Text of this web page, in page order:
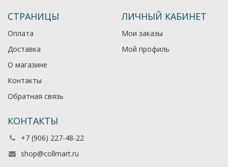
СТРАНИЦЫ
Оплата
Доставка
О магазине
Контакты
Обратная связь
ЛИЧНЫЙ КАБИНЕТ
Мои заказы
Мой профиль
КОНТАКТЫ
+7 (906) 227-48-22
shop@collmart.ru